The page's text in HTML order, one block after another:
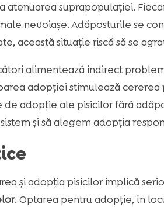
atenuarea suprapopulației.
nevoiașe. Adăposturile se
această situație riscă să se
alimentează indirect
adopției stimulează
de adopție ale pisicilor fără
și să alegem adopția
și adopția pisicilor implică
. Optarea pentru adopție, în